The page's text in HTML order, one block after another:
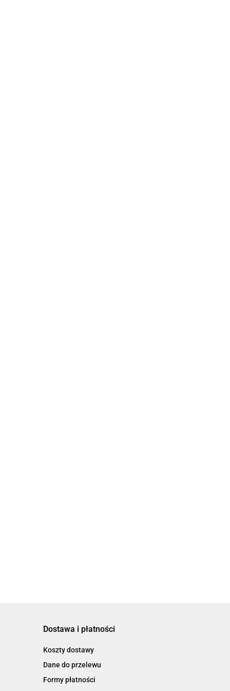
Dostawa i płatności
Koszty dostawy
Dane do przelewu
Formy płatności